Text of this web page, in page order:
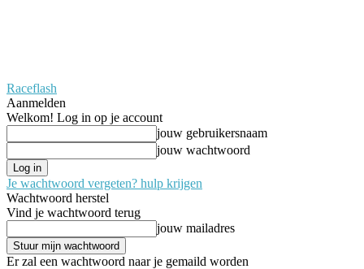
Raceflash
Aanmelden
Welkom! Log in op je account
jouw gebruikersnaam
jouw wachtwoord
Je wachtwoord vergeten? hulp krijgen
Wachtwoord herstel
Vind je wachtwoord terug
jouw mailadres
Er zal een wachtwoord naar je gemaild worden